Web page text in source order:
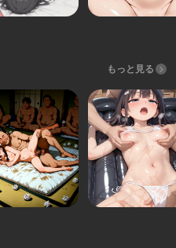
もっと見る